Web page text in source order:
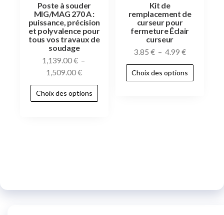
Poste à souder
MIG/MAG 270 A :
puissance, précision
et polyvalence pour
tous vos travaux de
soudage
1,139.00€ –
1,509.00€
Choix des options
Kit de
remplacement de
curseur pour
fermeture Éclair
curseur
3.85 € – 4.99 €
Choix des options